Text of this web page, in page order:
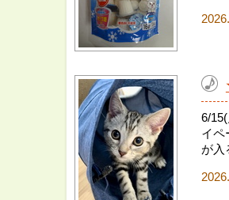
6/
イペ
が入